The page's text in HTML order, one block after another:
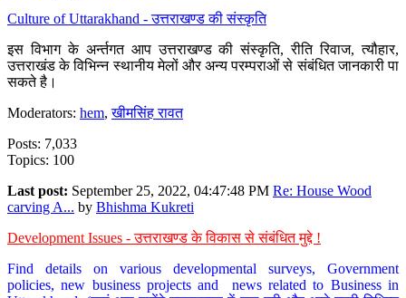
Culture of Uttarakhand - उत्तराखण्ड की संस्कृति
इस विभाग के अर्न्तगत आप उत्तराखण्ड की संस्कृति, रीति रिवाज, त्यौहार,
उत्तराखंड के विभिन्न स्थानीय मेलों और अन्य परम्पराओं से संबंधित जानकारी पा
सकते है।
Moderators: hem,खीमसिंह रावत
Posts: 7,033
Topics: 100
Last post: September 25, 2022, 04:47:48 PM Re: House Wood
carving A... by Bhishma Kukreti
Development Issues - उत्तराखण्ड के विकास से संबंधित मुद्दे !
Find details on various developmental surveys, Government
policies, new business projects and news related to Business in